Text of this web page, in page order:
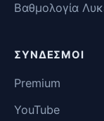
Βαθμολογία
ΣΎΝΔΕΣΜΟΙ
Premium
YouTube